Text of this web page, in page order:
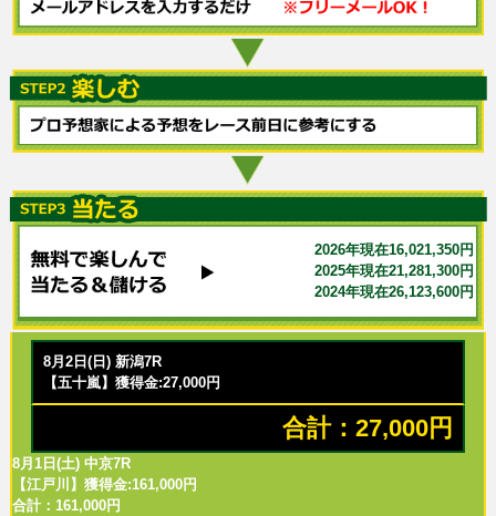
2026年現在16,021,350円
2025年現在21,281,300円
2024年現在26,123,600円
8月2日(日) 新潟7R
【五十嵐】獲得金:27,000円
合計：27,000円
8月1日(土) 中京7R
【江戸川】獲得金:161,000円
合計：161,000円